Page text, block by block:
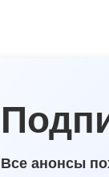
Все анонсы